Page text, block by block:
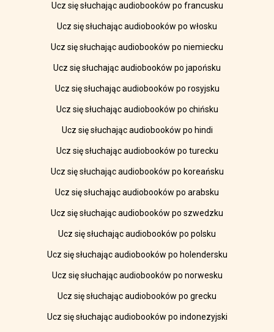
Ucz się słuchając audiobooków po francusku
Ucz się słuchając audiobooków po włosku
Ucz się słuchając audiobooków po niemiecku
Ucz się słuchając audiobooków po japońsku
Ucz się słuchając audiobooków po rosyjsku
Ucz się słuchając audiobooków po chińsku
Ucz się słuchając audiobooków po hindi
Ucz się słuchając audiobooków po turecku
Ucz się słuchając audiobooków po koreańsku
Ucz się słuchając audiobooków po arabsku
Ucz się słuchając audiobooków po szwedzku
Ucz się słuchając audiobooków po polsku
Ucz się słuchając audiobooków po holendersku
Ucz się słuchając audiobooków po norwesku
Ucz się słuchając audiobooków po grecku
Ucz się słuchając audiobooków po indonezyjski